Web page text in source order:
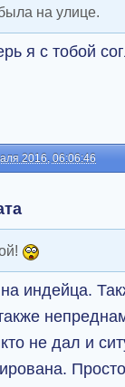
на улице.
я с тобой
2016, 06:06:46
индейца.
не дал и